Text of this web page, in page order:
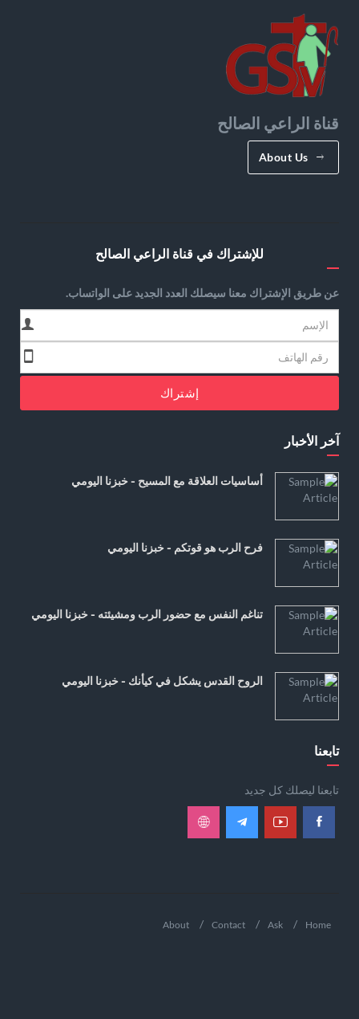
قناة الراعي الصالح
About Us
للإشتراك في قناة الراعي الصالح
عن طريق الإشتراك معنا سيصلك العدد الجديد على الواتساب.
إشتراك
آخر الأخبار
أساسيات العلاقة مع المسيح - خبزنا اليومي
فرح الرب هو قوتكم - خبزنا اليومي
تناغم النفس مع حضور الرب ومشيئته - خبزنا اليومي
الروح القدس يشكل في كيأنك - خبزنا اليومي
تابعنا
تابعنا ليصلك كل جديد
Home
Ask
Contact
About